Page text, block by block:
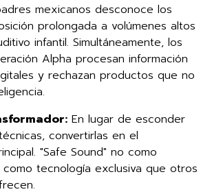
mexicanos desconoce los
prolongada a volúmenes altos
infantil. Simultáneamente, los
Alpha procesan información
y rechazan productos que no
En lugar de esconder
convertirlas en el
"Safe Sound" no como
tecnología exclusiva que otros